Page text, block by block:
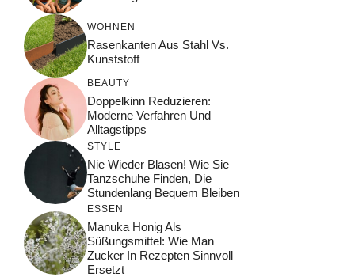
WOHNEN
Rasenkanten Aus Stahl Vs.
Kunststoff
BEAUTY
Doppelkinn Reduzieren:
Moderne Verfahren Und
Alltagstipps
STYLE
Nie Wieder Blasen! Wie Sie
Tanzschuhe Finden, Die
Stundenlang Bequem Bleiben
ESSEN
Manuka Honig Als
Süßungsmittel: Wie Man
Zucker In Rezepten Sinnvoll
Ersetzt